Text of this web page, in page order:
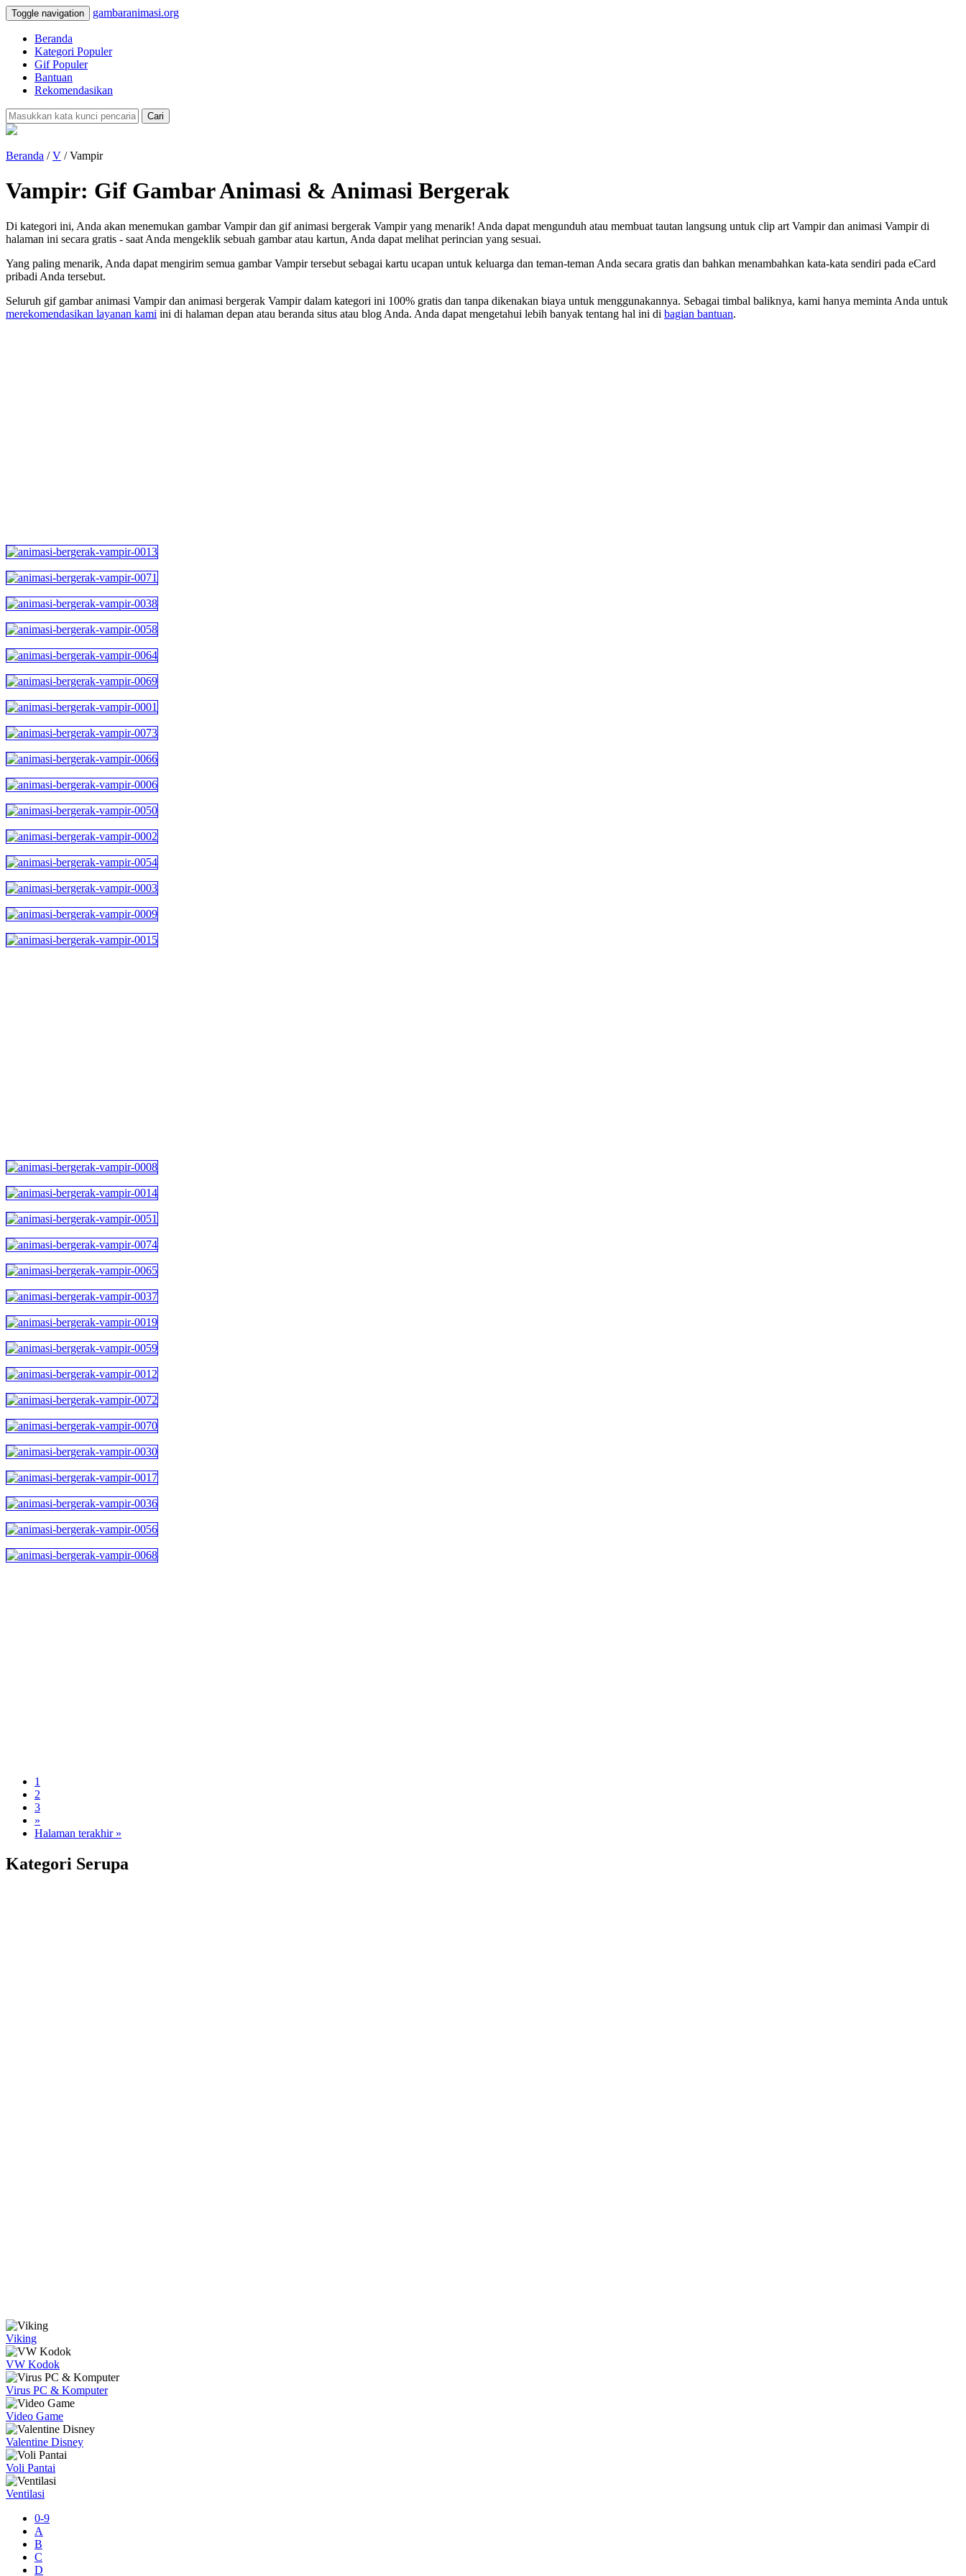
Toggle navigation gambaranimasi.org
Beranda
Kategori Populer
Gif Populer
Bantuan
Rekomendasikan
Cari
Beranda /V / Vampir
Vampir: Gif Gambar Animasi & Animasi Bergerak
Di kategori ini, Anda akan menemukan gambar Vampir dan gif animasi bergerak Vampir yang menarik! Anda dapat mengunduh atau membuat tautan langsung untuk clip art Vampir dan animasi Vampir di
halaman ini secara gratis - saat Anda mengeklik sebuah gambar atau kartun, Anda dapat melihat perincian yang sesuai.
Yang paling menarik, Anda dapat mengirim semua gambar Vampir tersebut sebagai kartu ucapan untuk keluarga dan teman-teman Anda secara gratis dan bahkan menambahkan kata-kata sendiri pada eCard
pribadi Anda tersebut.
Seluruh gif gambar animasi Vampir dan animasi bergerak Vampir dalam kategori ini 100% gratis dan tanpa dikenakan biaya untuk menggunakannya. Sebagai timbal baliknya, kami hanya meminta Anda untuk
merekomendasikan layanan kami ini di halaman depan atau beranda situs atau blog Anda. Anda dapat mengetahui lebih banyak tentang hal ini di bagian bantuan.
1
2
3
»
Halaman terakhir »
Kategori Serupa
Viking
VW Kodok
Virus PC & Komputer
Video Game
Valentine Disney
Voli Pantai
Ventilasi
0-9
A
B
C
D